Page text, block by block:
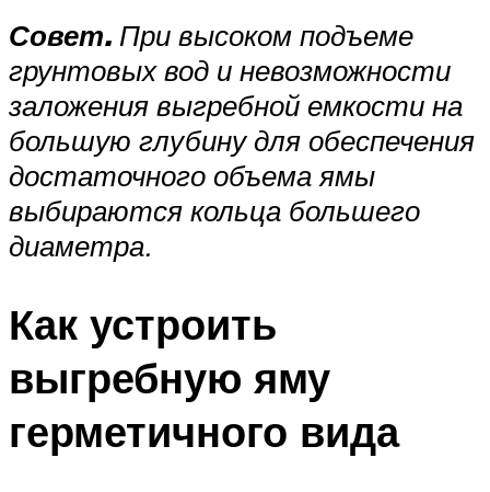
Совет. При высоком подъеме
грунтовых вод и невозможности
заложения выгребной емкости на
большую глубину для обеспечения
достаточного объема ямы
выбираются кольца большего
диаметра.
Как устроить
выгребную яму
герметичного вида